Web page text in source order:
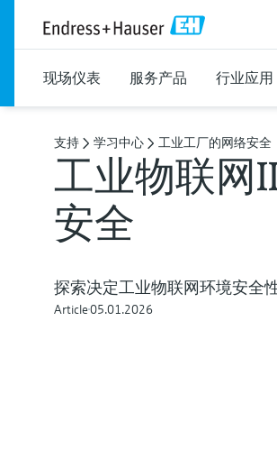
现场仪表 服务产品 行业应用
支持 学习中心 工业工厂的网络安全
工业物联网
安全
探索决定工业物联网环境安全
Article05.01.2026